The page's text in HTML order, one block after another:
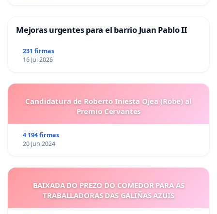
Mejoras urgentes para el barrio Juan Pablo II
231 firmas
16 Jul 2026
Candidatura de Roberto Iniesta Ojea (Robe) al
Premio Cervantes
4 194 firmas
20 Jun 2024
BAIXADA DO PREZO DO COMEDOR PARA AS
TRABALLADORAS DAS GALIÑAS AZUIS